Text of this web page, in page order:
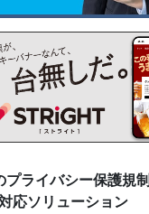
プライバシー保護規制
応ソリューション